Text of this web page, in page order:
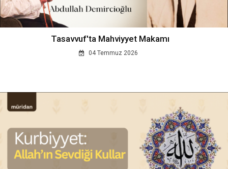
Tasavvuf'ta Mahviyyet Makamı
04 Temmuz 2026